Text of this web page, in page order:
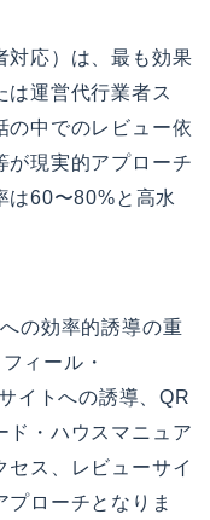
対応）は、最も効果
は運営代行業者ス
の中でのレビュー依
が現実的アプローチ
は60〜80%と高水
の効率的誘導の重
ィール・
イトへの誘導、QR
ド・ハウスマニュア
セス、レビューサイ
プローチとなりま